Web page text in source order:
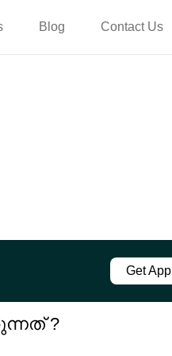
Blog Contact Us
Get App
?